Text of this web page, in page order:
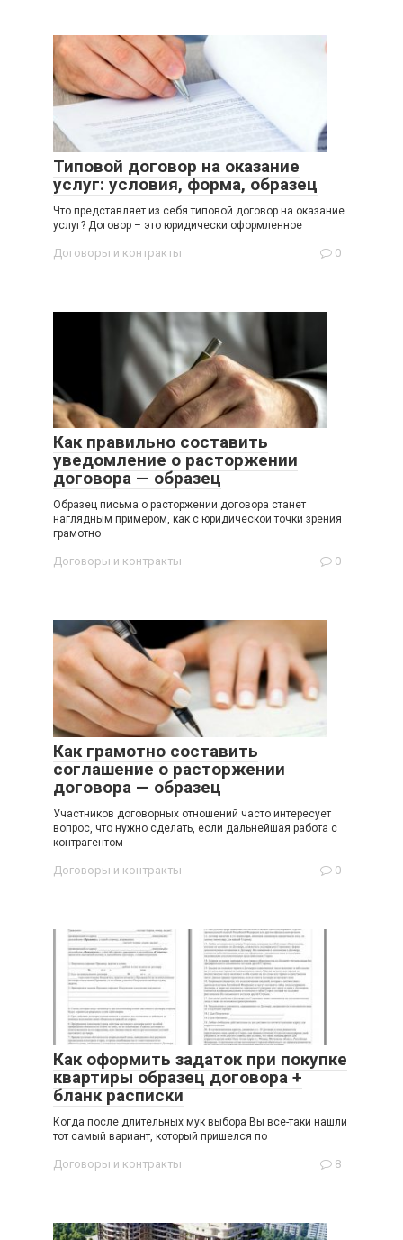
Типовой договор на оказание
услуг: условия, форма, образец
Что представляет из себя типовой договор на оказание
услуг? Договор – это юридически оформленное
Договоры и контракты 0
Как правильно составить
уведомление о расторжении
договора — образец
Образец письма о расторжении договора станет
наглядным примером, как с юридической точки зрения
грамотно
Договоры и контракты 0
Как грамотно составить
соглашение о расторжении
договора — образец
Участников договорных отношений часто интересует
вопрос, что нужно сделать, если дальнейшая работа с
контрагентом
Договоры и контракты 0
Как оформить задаток при покупке
квартиры образец договора +
бланк расписки
Когда после длительных мук выбора Вы все-таки нашли
тот самый вариант, который пришелся по
Договоры и контракты 8